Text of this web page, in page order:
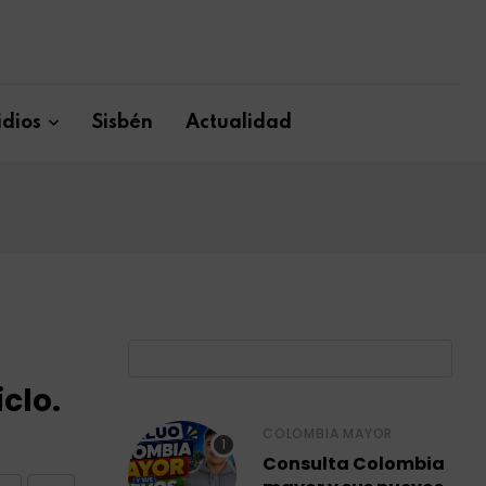
Sisbén Actualidad
COLOMBIA MAYOR
Consulta Colombia